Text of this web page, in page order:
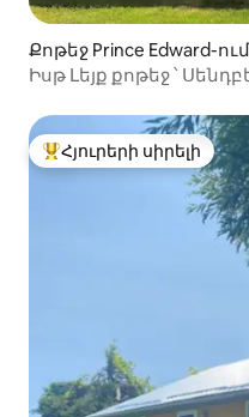
Քոթեջ Prince Edward-ում
Իսթ Լեյք քոթեջ ՝
Հյուրերի սիրելի
Հյուրերի սիրելի